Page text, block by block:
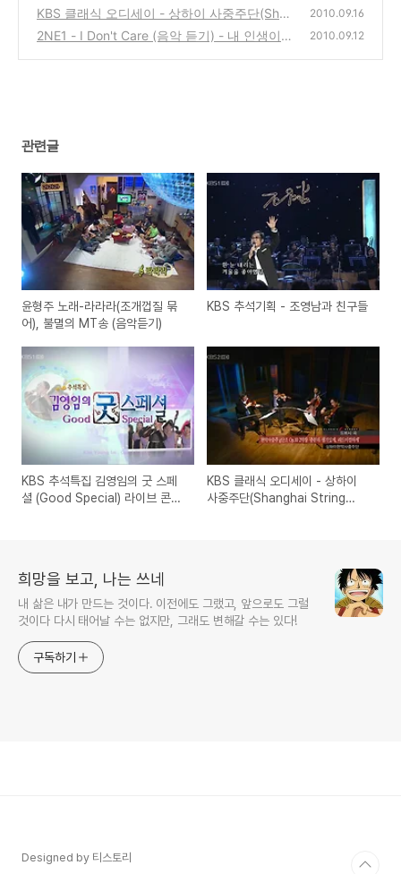
cial) 라이브 콘서트
(0)
KBS 클래식 오디세이 - 상하이 사중주단(Sha
nghai String Quartette), 비올라 아브리 레비
2010.09.16
2NE1 - I Don't Care (음악 듣기) - 내 인생이
2010.09.12
관련글
윤형주 노래-라라라(조개껍질 묶
어), 불멸의 MT송 (음악듣기)
KBS 추석기획 - 조영남과 친구들
KBS 추석특집 김영임의 굿 스페
셜 (Good Special) 라이브 콘서
KBS 클래식 오디세이 - 상하이
사중주단(Shanghai String
희망을 보고, 나는 쓰네
내 삶은 내가 만드는 것이다. 이전에도 그랬고, 앞으로도 그럴
것이다 다시 태어날 수는 없지만, 그래도 변해갈 수는 있다!
구독하기
Designed by 티스토리